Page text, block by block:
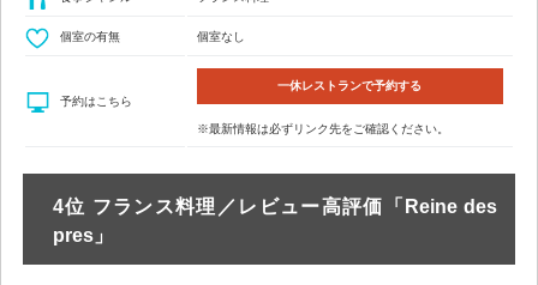
個室の有無 個室なし
予約はこちら
一休レストランで予約する
※最新情報は必ずリンク先をご確認ください。
4位 フランス料理／レビュー高評価「Reine des
pres」